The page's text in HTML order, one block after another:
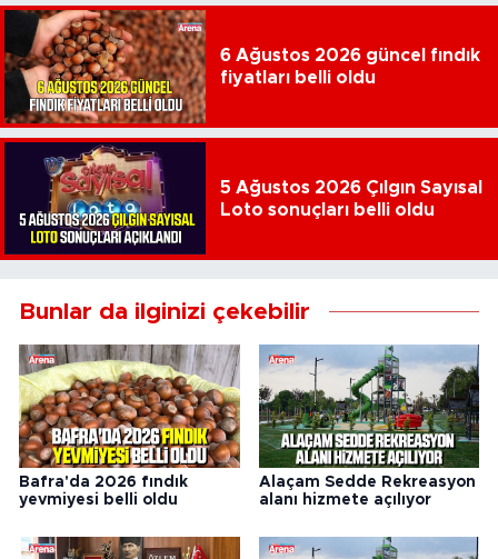
6 Ağustos 2026 güncel fındık
fiyatları belli oldu
5 Ağustos 2026 Çılgın Sayısal
Loto sonuçları belli oldu
Bunlar da ilginizi çekebilir
Bafra'da 2026 fındık
yevmiyesi belli oldu
Alaçam Sedde Rekreasyon
alanı hizmete açılıyor